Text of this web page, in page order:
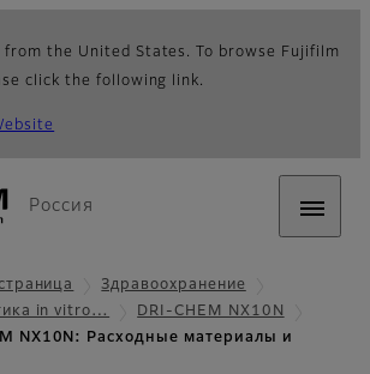
from the United States. To browse Fujifilm
click the following link.
Россия
Здравоохранение
in vitro…
DRI-CHEM NX10N
NX10N: Расходные материалы и